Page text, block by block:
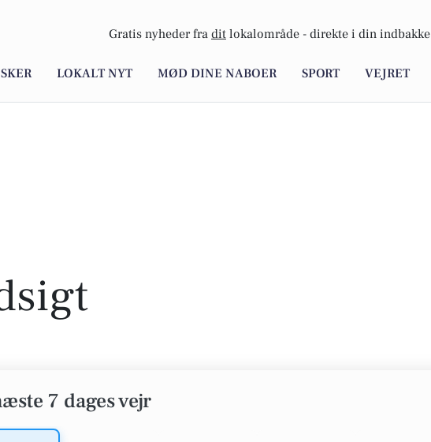
Gratis nyheder fra dit lokalområde - direkte i din indbakke
LOKALT NYT MØD DINE NABOER SPORT VEJRET
7 dages vejr